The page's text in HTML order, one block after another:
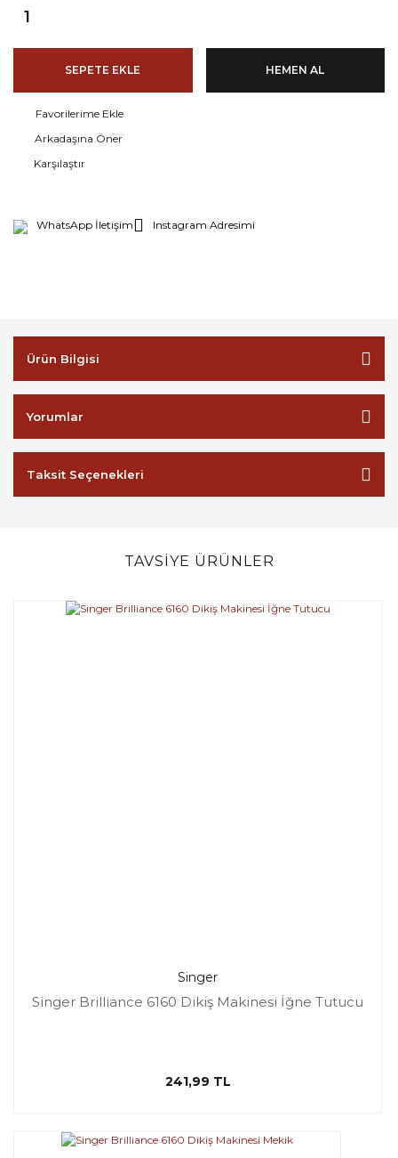
SEPETE EKLE HEMEN AL
Arkadaşına Öner
Karşılaştır
WhatsApp İletişim Instagram Adresimi
Ürün Bilgisi
Yorumlar
Taksit Seçenekleri
TAVSİYE ÜRÜNLER
Singer
Singer Brilliance 6160 Dikiş Makinesi İğne Tutucu
241,99 TL